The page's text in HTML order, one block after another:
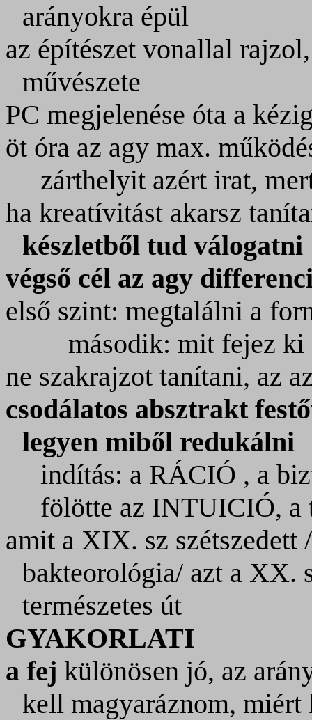
arányokra épül
az építészet vonallal
művészete
PC megjelenése óta a
öt óra az agy max.
zárthelyit azért irat,
ha kreatívitást akarsz
készletből tud válogatni
végső cél az agy
első szint: megtalálni a
második: mit fejez ki
ne szakrajzot tanítani, az
csodálatos absztrakt
legyen miből redukálni
indítás: a RÁCIÓ , a
fölötte az INTUICIÓ, a
amit a XIX. sz szétszedett
bakteorológia/ azt a XX.
természetes út
GYAKORLATI
a fej különösen jó, az
kell magyaráznom,